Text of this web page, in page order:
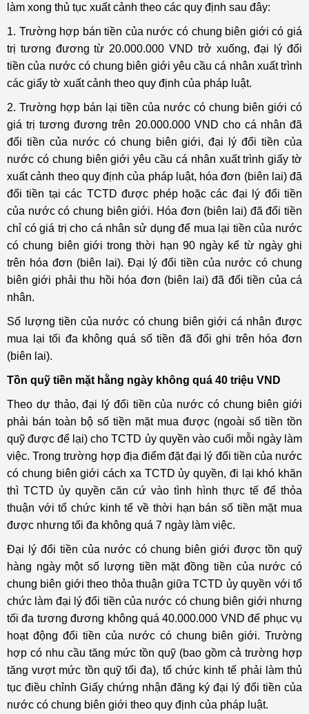
làm xong thủ tục xuất cảnh theo các quy định sau đây:
1. Trường hợp bán tiền của nước có chung biên giới có giá
trị tương đương từ 20.000.000 VND trở xuống, đại lý đổi
tiền của nước có chung biên giới yêu cầu cá nhân xuất trình
các giấy tờ xuất cảnh theo quy định của pháp luật.
2. Trường hợp bán lại tiền của nước có chung biên giới có
giá trị tương đương trên 20.000.000 VND cho cá nhân đã
đổi tiền của nước có chung biên giới, đại lý đổi tiền của
nước có chung biên giới yêu cầu cá nhân xuất trình giấy tờ
xuất cảnh theo quy định của pháp luật, hóa đơn (biên lai) đã
đổi tiền tại các TCTD được phép hoặc các đại lý đổi tiền
của nước có chung biên giới. Hóa đơn (biên lai) đã đổi tiền
chỉ có giá trị cho cá nhân sử dụng để mua lại tiền của nước
có chung biên giới trong thời hạn 90 ngày kể từ ngày ghi
trên hóa đơn (biên lai). Đại lý đổi tiền của nước có chung
biên giới phải thu hồi hóa đơn (biên lai) đã đổi tiền của cá
nhân.
Số lượng tiền của nước có chung biên giới cá nhân được
mua lại tối đa không quá số tiền đã đổi ghi trên hóa đơn
(biên lai).
Tồn quỹ tiền mặt hằng ngày không quá 40 triệu VND
Theo dự thảo, đại lý đổi tiền của nước có chung biên giới
phải bán toàn bộ số tiền mặt mua được (ngoài số tiền tồn
quỹ được để lại) cho TCTD ủy quyền vào cuối mỗi ngày làm
việc. Trong trường hợp địa điểm đặt đại lý đổi tiền của nước
có chung biên giới cách xa TCTD ủy quyền, đi lại khó khăn
thì TCTD ủy quyền căn cứ vào tình hình thực tế để thỏa
thuận với tổ chức kinh tế về thời hạn bán số tiền mặt mua
được nhưng tối đa không quá 7 ngày làm việc.
Đại lý đổi tiền của nước có chung biên giới được tồn quỹ
hàng ngày một số lượng tiền mặt đồng tiền của nước có
chung biên giới theo thỏa thuận giữa TCTD ủy quyền với tổ
chức làm đại lý đổi tiền của nước có chung biên giới nhưng
tối đa tương đương không quá 40.000.000 VND để phục vụ
hoạt động đổi tiền của nước có chung biên giới. Trường
hợp có nhu cầu tăng mức tồn quỹ (bao gồm cả trường hợp
tăng vượt mức tồn quỹ tối đa), tổ chức kinh tế phải làm thủ
tục điều chỉnh Giấy chứng nhận đăng ký đại lý đổi tiền của
nước có chung biên giới theo quy định của pháp luật.